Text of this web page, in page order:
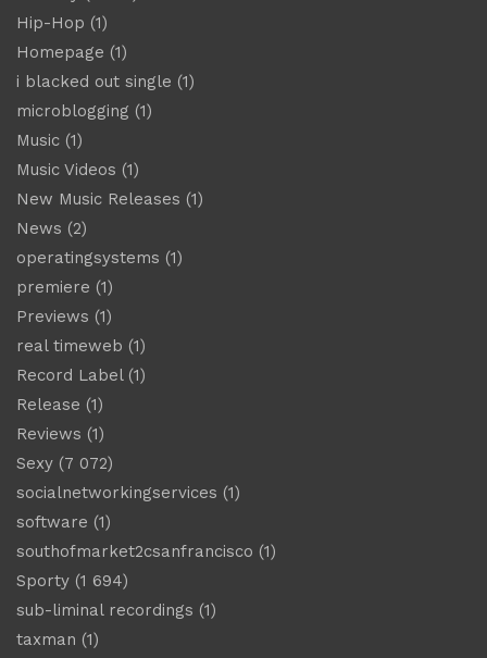
Hip-Hop (1)
Homepage (1)
i blacked out single (1)
microblogging (1)
Music (1)
Music Videos (1)
New Music Releases (1)
News (2)
operatingsystems (1)
premiere (1)
Previews (1)
real timeweb (1)
Record Label(1)
Release (1)
Reviews (1)
Sexy (7 072)
socialnetworkingservices (1)
software (1)
southofmarket2csanfrancisco (1)
Sporty (1 694)
sub-liminal recordings (1)
taxman (1)